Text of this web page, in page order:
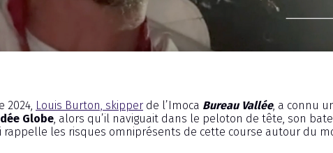
2024, Louis Burton, skipper de l’Imoca Bureau Vallée, a connu
Globe, alors qu’il naviguait dans le peloton de tête, son
les risques omniprésents de cette course autour du